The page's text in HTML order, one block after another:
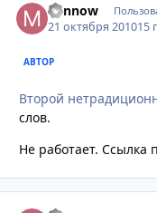
Minnow
21 октября 201015 г
АВТОР
Второй
слов.
Не работает. Ссылка